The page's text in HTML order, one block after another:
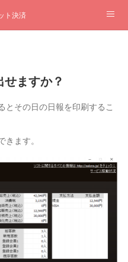
ト決済
ますか？
とその日の日報を印刷するこ
ます。